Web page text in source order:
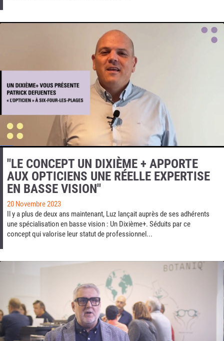
"LE CONCEPT UN DIXIÈME + APPORTE
AUX OPTICIENS UNE RÉELLE EXPERTISE
EN BASSE VISION"
20 Novembre 2023
Il y a plus de deux ans maintenant, Luz lançait auprès de ses adhérents
une spécialisation en basse vision : Un Dixième+. Séduits par ce
concept qui valorise leur statut de professionnel...